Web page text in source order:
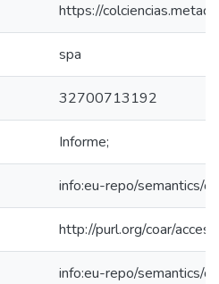
https://
spa
32700713192
Informe;
info:eu-repo/semantics/
http://purl.org/coar/
info:eu-repo/semantics/